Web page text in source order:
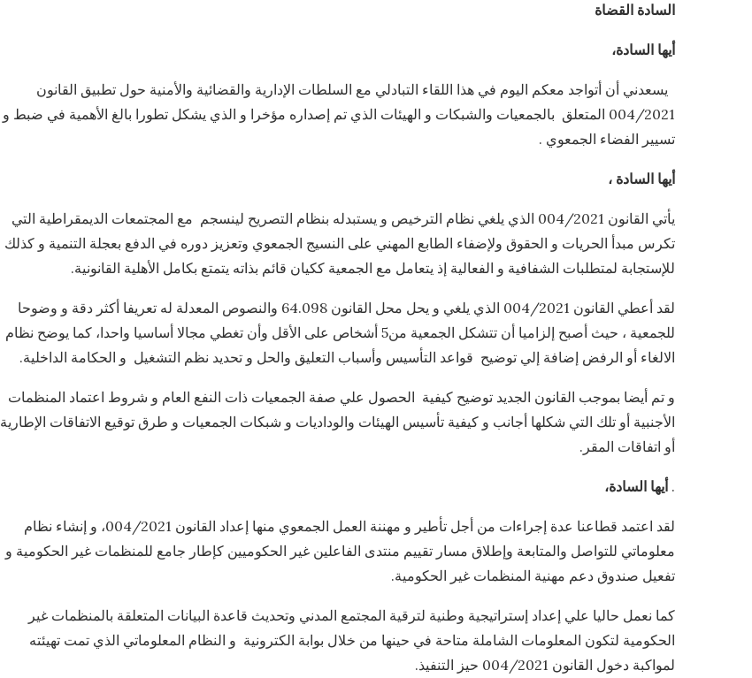
السادة القضاة
أيها السادة،
يسعدني أن أتواجد معكم اليوم في هذا اللقاء التبادلي مع السلطات الإدارية والقضائية والأمنية حول تطبيق القانون
004/2021 المتعلق بالجمعيات والشبكات و الهيئات الذي تم إصداره مؤخرا و الذي يشكل تطورا بالغ الأهمية في ضبط و
تسيير الفضاء الجمعوي .
أيها السادة ،
يأتي القانون 004/2021 الذي يلغي نظام الترخيص و يستبدله بنظام التصريح لينسجم مع المجتمعات الديمقراطية التي
تكرس مبدأ الحريات و الحقوق ولإضفاء الطابع المهني على النسيج الجمعوي وتعزيز دوره في الدفع بعجلة التنمية و كذلك
للإستجابة لمتطلبات الشفافية و الفعالية إذ يتعامل مع الجمعية ككيان قائم بذاته يتمتع بكامل الأهلية القانونية.
لقد أعطي القانون 004/2021 الذي يلغي و يحل محل القانون 64.098 والنصوص المعدلة له تعريفا أكثر دقة و وضوحا
للجمعية ، حيث أصبح إلزاميا أن تتشكل الجمعية من5 أشخاص على الأقل وأن تغطي مجالا أساسيا واحدا، كما يوضح نظام
الالغاء أو الرفض إضافة إلي توضيح قواعد التأسيس وأسباب التعليق والحل و تحديد نظم التشغيل و الحكامة الداخلية.
و تم أيضا بموجب القانون الجديد توضيح كيفية الحصول علي صفة الجمعيات ذات النفع العام و شروط اعتماد المنظمات
الأجنبية أو تلك التي شكلها أجانب و كيفية تأسيس الهيئات والوداديات و شبكات الجمعيات و طرق توقيع الاتفاقات الإطارية
أو اتفاقات المقر.
. أيها السادة،
لقد اعتمد قطاعنا عدة إجراءات من أجل تأطير و مهننة العمل الجمعوي منها إعداد القانون 004/2021، و إنشاء نظام
معلوماتي للتواصل والمتابعة وإطلاق مسار تقييم منتدى الفاعلين غير الحكوميين كإطار جامع للمنظمات غير الحكومية و
تفعيل صندوق دعم مهنية المنظمات غير الحكومية.
كما نعمل حاليا علي إعداد إستراتيجية وطنية لترقية المجتمع المدني وتحديث قاعدة البيانات المتعلقة بالمنظمات غير
الحكومية لتكون المعلومات الشاملة متاحة في حينها من خلال بوابة الكترونية و النظام المعلوماتي الذي تمت تهيئته
لمواكبة دخول القانون 004/2021 حيز التنفيذ.